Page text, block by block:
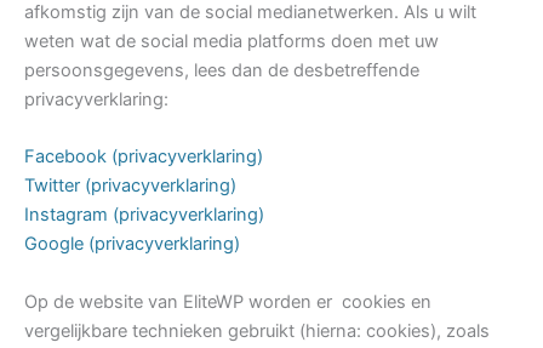
afkomstig zijn van de social medianetwerken. Als u wilt
weten wat de social media platforms doen met uw
persoonsgegevens, lees dan de desbetreffende
privacyverklaring:
Facebook (privacyverklaring)
Twitter (privacyverklaring)
Instagram (privacyverklaring)
Google (privacyverklaring)
Op de website van EliteWP worden er cookies en
vergelijkbare technieken gebruikt (hierna: cookies), zoals